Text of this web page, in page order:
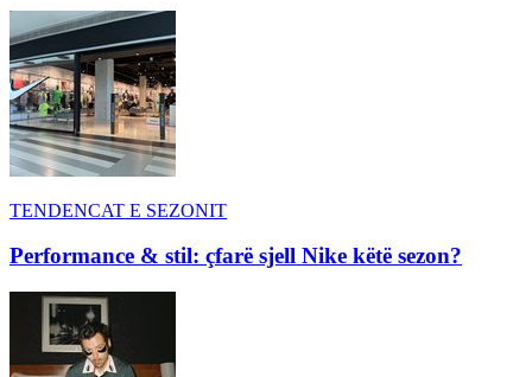
TENDENCAT E SEZONIT
Performance & stil: çfarë sjell Nike këtë sezon?